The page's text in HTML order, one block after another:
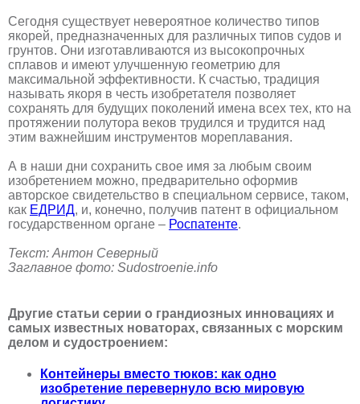
Сегодня существует невероятное количество типов
якорей, предназначенных для различных типов судов и
грунтов. Они изготавливаются из высокопрочных
сплавов и имеют улучшенную геометрию для
максимальной эффективности. К счастью, традиция
называть якоря в честь изобретателя позволяет
сохранять для будущих поколений имена всех тех, кто на
протяжении полутора веков трудился и трудится над
этим важнейшим инструментов мореплавания.
А в наши дни сохранить свое имя за любым своим
изобретением можно, предварительно оформив
авторское свидетельство в специальном сервисе, таком,
как ЕДРИД, и, конечно, получив патент в официальном
государственном органе – Роспатенте.
Текст: Антон Северный
Заглавное фото: Sudostroenie.info
Другие статьи серии о грандиозных инновациях и
самых известных новаторах, связанных с морским
делом и судостроением:
Контейнеры вместо тюков: как одно
изобретение перевернуло всю мировую